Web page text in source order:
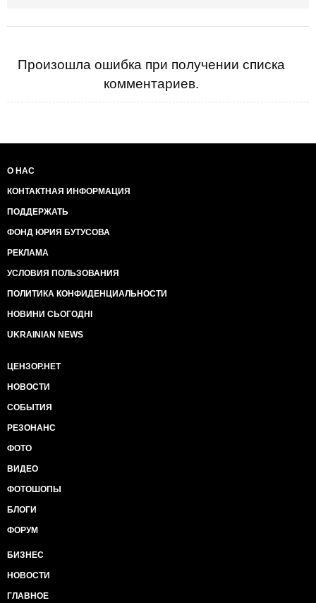
Произошла ошибка при получении списка
комментариев.
О НАС
КОНТАКТНАЯ ИНФОРМАЦИЯ
ПОДДЕРЖАТЬ
ФОНД ЮРИЯ БУТУСОВА
РЕКЛАМА
УСЛОВИЯ ПОЛЬЗОВАНИЯ
ПОЛИТИКА КОНФИДЕНЦИАЛЬНОСТИ
НОВИНИ СЬОГОДНІ
UKRAINIAN NEWS
ЦЕНЗОР.НЕТ
НОВОСТИ
СОБЫТИЯ
РЕЗОНАНС
ФОТО
ВИДЕО
ФОТОШОПЫ
БЛОГИ
ФОРУМ
БИЗНЕС
НОВОСТИ
ГЛАВНОЕ